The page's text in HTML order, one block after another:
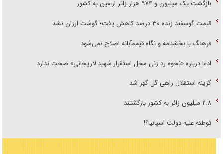
بازگشت یک میلیون و ۹۷۴ هزار زائر اربعین به کشور
قیمت گوسفند زنده ۳۰ درصد کاهش یافت؛ گوشت ارزان نشد
فرهنگ با بخشنامه و نگاه قیم‌مآبانه اصلاح نمی‌شود
ادعا درباره «نحوه رد زنی محل استقرار شهید لاریجانی» صحت ندارد
گزینه استقلال راهی گل گهر شد
۲.۸ میلیون زائر به کشور بازگشتند
توطئه علیه دولت اسپانیا؟!